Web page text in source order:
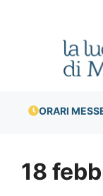
ORARI
18